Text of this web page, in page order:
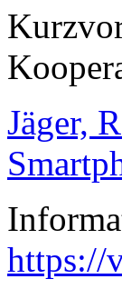
Jäger,
https://